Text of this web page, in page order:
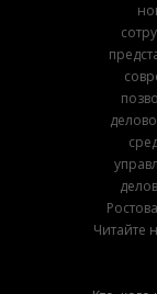
Читайте